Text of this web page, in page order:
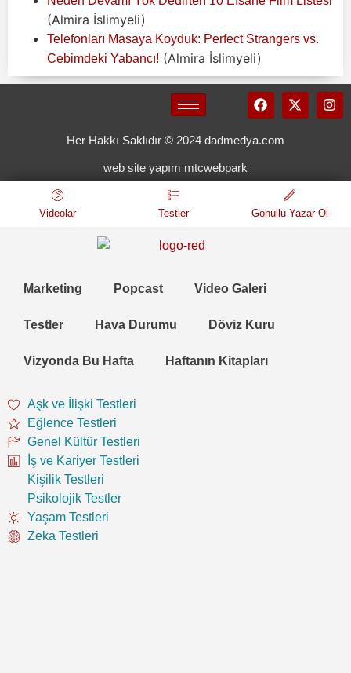
(Almira İslimyeli)
Telefonları Masaya Koyduk: Perfect Strangers vs.
Cebimdeki Yabancı! (Almira İslimyeli)
Her Hakkı Saklıdır © 2024 dadmedya.com
web site yapım mtcwebpark
Videolar Testler Gönüllü Yazar Ol
Marketing Popcast Video Galeri
Testler Hava Durumu Döviz Kuru
Vizyonda Bu Hafta Haftanın Kitapları
Aşk ve İlişki Testleri
Eğlence Testleri
Genel Kültür Testleri
İş ve Kariyer Testleri
Kişilik Testleri
Psikolojik Testler
Yaşam Testleri
Zeka Testleri